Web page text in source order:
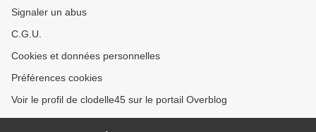
Signaler un abus
C.G.U.
Cookies et données personnelles
Préférences cookies
Voir le profil de clodelle45 sur le portail Overblog